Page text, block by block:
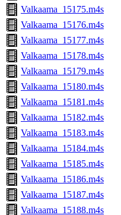
Valkaama_15175.m4s
Valkaama_15176.m4s
Valkaama_15177.m4s
Valkaama_15178.m4s
Valkaama_15179.m4s
Valkaama_15180.m4s
Valkaama_15181.m4s
Valkaama_15182.m4s
Valkaama_15183.m4s
Valkaama_15184.m4s
Valkaama_15185.m4s
Valkaama_15186.m4s
Valkaama_15187.m4s
Valkaama_15188.m4s